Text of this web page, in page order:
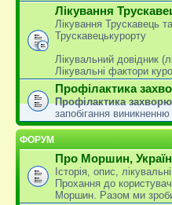
Лікування
Лікування Трускавець
Трускавецькурорту
Лікувальний довідник
Лікувальні фактори
Профілактика
Профілактика
запобігання
ФОРУМ
Про Моршин,
Історія, опис,
Прохання до
Моршин. Разом ми